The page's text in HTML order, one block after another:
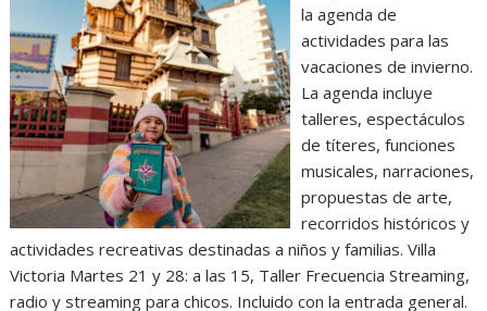
la agenda de
actividades para las
vacaciones de invierno.
La agenda incluye
talleres, espectáculos
de títeres, funciones
musicales, narraciones,
propuestas de arte,
recorridos históricos y
actividades recreativas destinadas a niños y familias. Villa
Victoria Martes 21 y 28: a las 15, Taller Frecuencia Streaming,
radio y streaming para chicos. Incluido con la entrada general.